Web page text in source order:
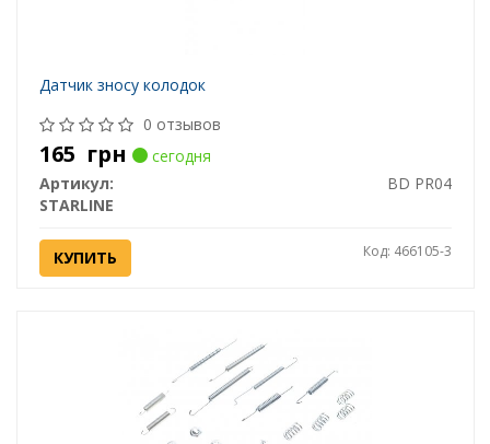
Датчик зносу колодок
0 отзывов
165 грн
сегодня
Артикул:
BD PR04
STARLINE
КУПИТЬ Код: 466105-3